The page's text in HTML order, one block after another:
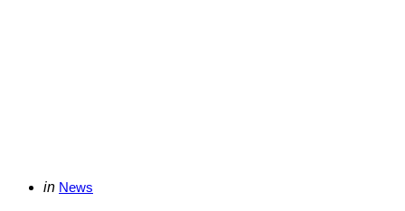
Categories
Posted
in News